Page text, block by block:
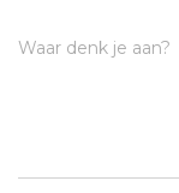
Waar denk je aan?